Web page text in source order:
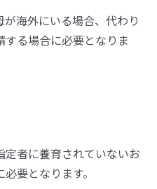
海外にいる場合、代わり
る場合に必要となりま
者に養育されていないお
要となります。